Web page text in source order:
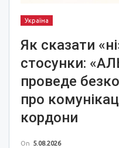
Україна
Як сказати
стосунки:
проведе
про
кордони
On 5.08.2026